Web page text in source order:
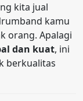
kita jual
kamu
orang. Apalagi
dan kuat, ini
berkualitas